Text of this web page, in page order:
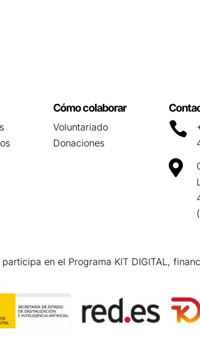
Cómo colaborar
Voluntariado
Donaciones


en el Programa KIT DIGITAL,